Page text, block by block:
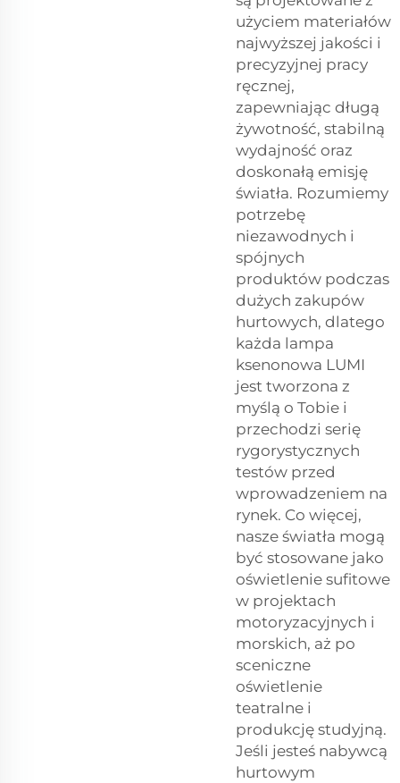
użyciem materiałów
najwyższej jakości i
precyzyjnej pracy
ręcznej,
zapewniając długą
żywotność, stabilną
wydajność oraz
doskonałą emisję
światła. Rozumiemy
potrzebę
niezawodnych i
spójnych
produktów podczas
dużych zakupów
hurtowych, dlatego
każda lampa
ksenonowa LUMI
jest tworzona z
myślą o Tobie i
przechodzi serię
rygorystycznych
testów przed
wprowadzeniem na
rynek. Co więcej,
nasze światła mogą
być stosowane jako
oświetlenie sufitowe
w projektach
motoryzacyjnych i
morskich, aż po
sceniczne
oświetlenie
teatralne i
produkcję studyjną.
Jeśli jesteś nabywcą
hurtowym